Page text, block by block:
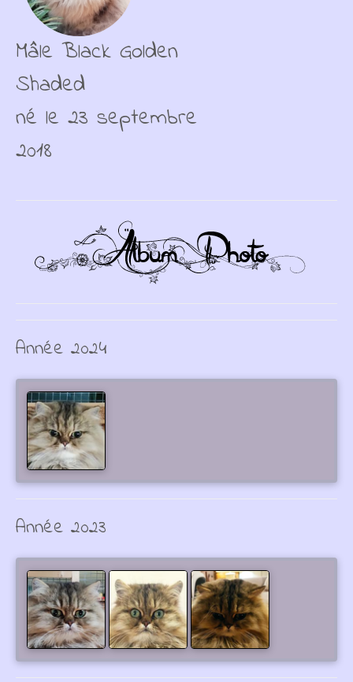
Mâle Black Golden
Shaded
né le 23 septembre
2018
Année 2024
Année 2023